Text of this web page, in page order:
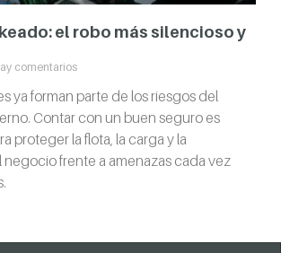
el robo más silencioso y
comentarios
ya forman parte de los riesgos del
Contar con un buen seguro es
proteger la flota, la carga y la
frente a amenazas cada vez